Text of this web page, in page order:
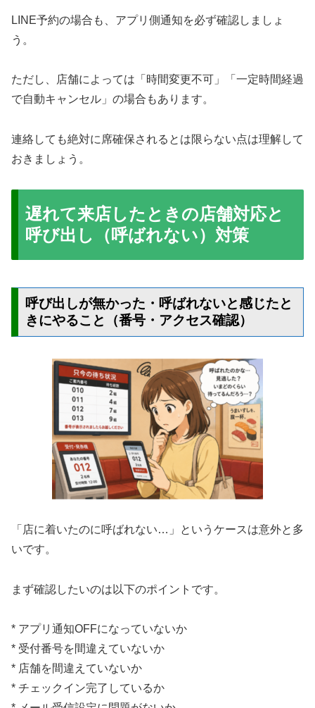
LINE予約の場合も、アプリ側通知を必ず確認しましょ
う。
ただし、店舗によっては「時間変更不可」「一定時間経過
で自動キャンセル」の場合もあります。
連絡しても絶対に席確保されるとは限らない点は理解して
おきましょう。
遅れて来店したときの店舗対応と
呼び出し（呼ばれない）対策
呼び出しが無かった・呼ばれないと感じたと
きにやること（番号・アクセス確認）
「店に着いたのに呼ばれない…」というケースは意外と多
いです。
まず確認したいのは以下のポイントです。
* アプリ通知OFFになっていないか
* 受付番号を間違えていないか
* 店舗を間違えていないか
* チェックイン完了しているか